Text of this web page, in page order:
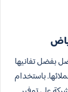
بفضل تفانيها
باستخدام